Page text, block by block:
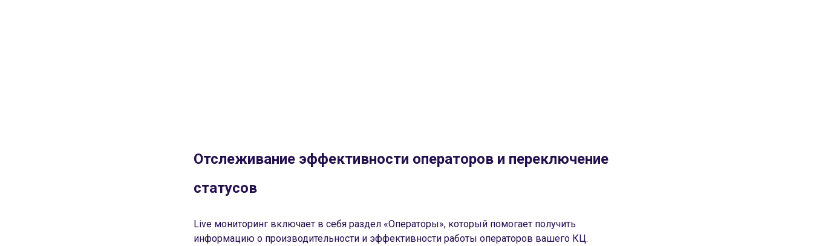
Отслеживание эффективности операторов и переключение
статусов
Live мониторинг включает в себя раздел «Операторы», который помогает получить
информацию о производительности и эффективности работы операторов вашего КЦ.